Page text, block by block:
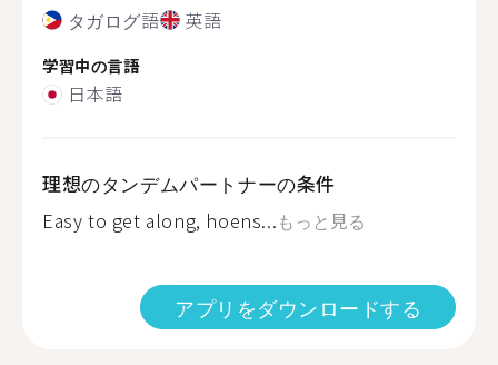
タガログ語 英語
学習中の言語
日本語
理想のタンデムパートナーの条件
Easy to get along, hoens...もっと見る
アプリをダウンロードする